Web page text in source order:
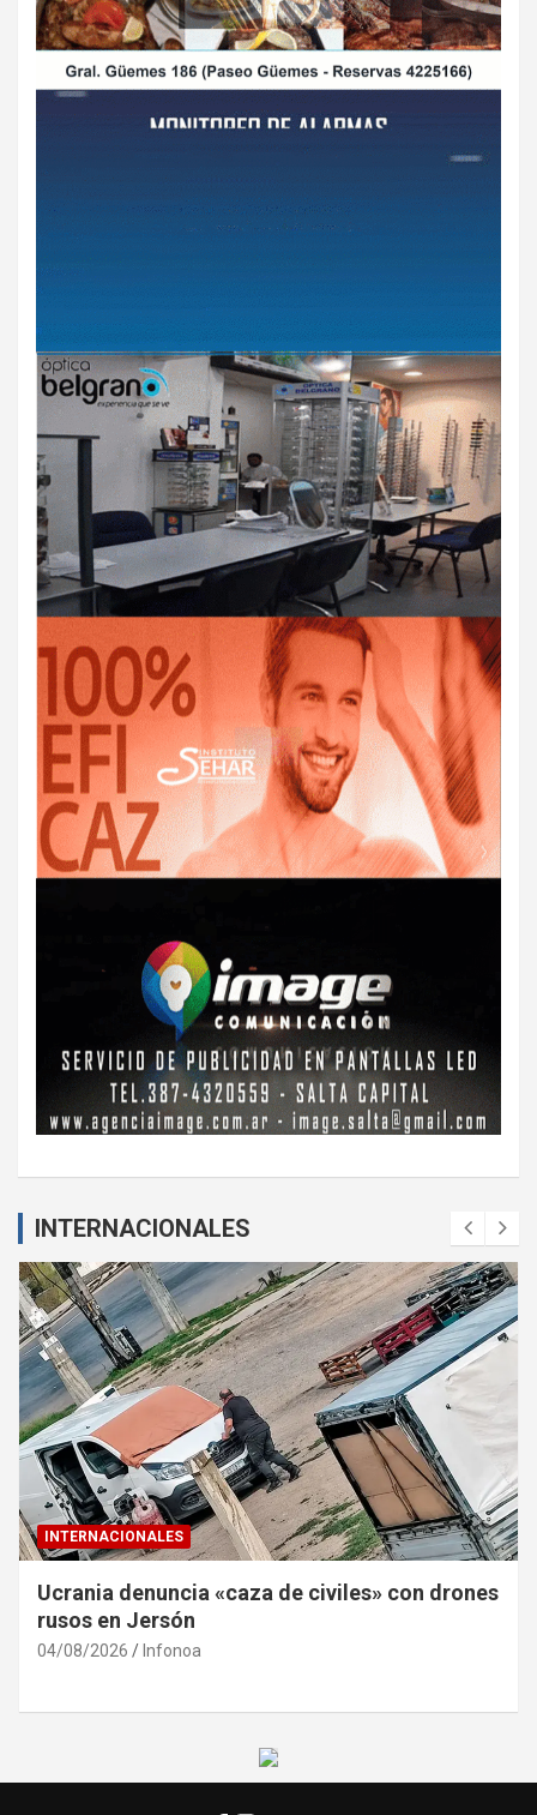
INTERNACIONALES
INTERNACIONALES
Ucrania denuncia «caza de civiles» con drones
rusos en Jersón
04/08/2026 Infonoa